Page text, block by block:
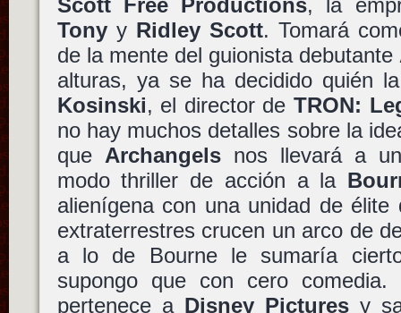
Tonyy Ridley Scott. Tomará
de la mente del guionista debutante
alturas, ya se ha decidido quién
Kosinski, el director deTRON:
no hay muchos detalles sobre la
que Archangelsnos llevará a
modo thriller de acción a la
alienígena con una unidad de
extraterrestres crucen un arco de
a lo de Bourne le sumaría
supongo que con cero comedia.
pertenece a Disney Picturesy